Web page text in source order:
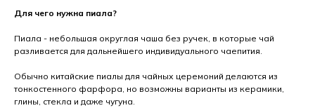
Для чего нужна пиала?
Пиала - небольшая округлая чаша без ручек, в которые чай
разливается для дальнейшего индивидуального чаепития.
Обычно китайские пиалы для чайных церемоний делаются из
тонкостенного фарфора, но возможны варианты из керамики,
глины, стекла и даже чугуна.